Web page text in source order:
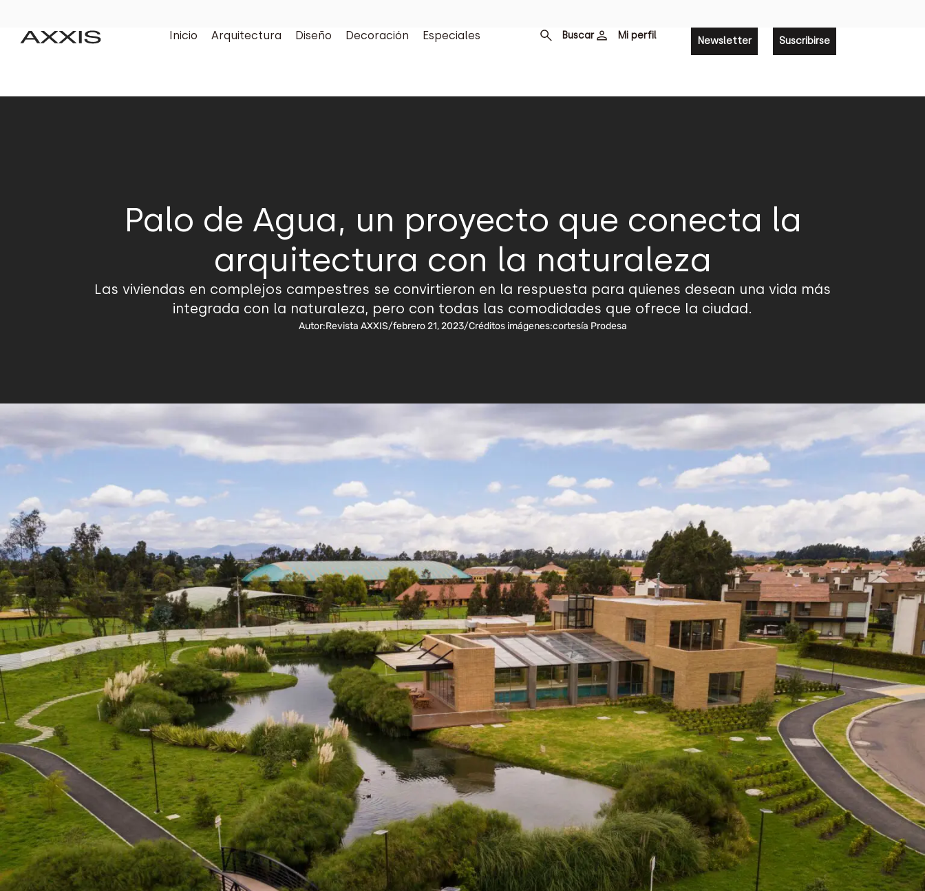
Inicio Arquitectura Diseño Decoración Especiales Buscar Mi perfil Newsletter Suscribirse
Palo de Agua, un proyecto que conecta la
arquitectura con la naturaleza
Las viviendas en complejos campestres se convirtieron en la respuesta para quienes desean una vida más
integrada con la naturaleza, pero con todas las comodidades que ofrece la ciudad.
Autor:Revista AXXIS/febrero 21, 2023/Créditos imágenes:cortesía Prodesa